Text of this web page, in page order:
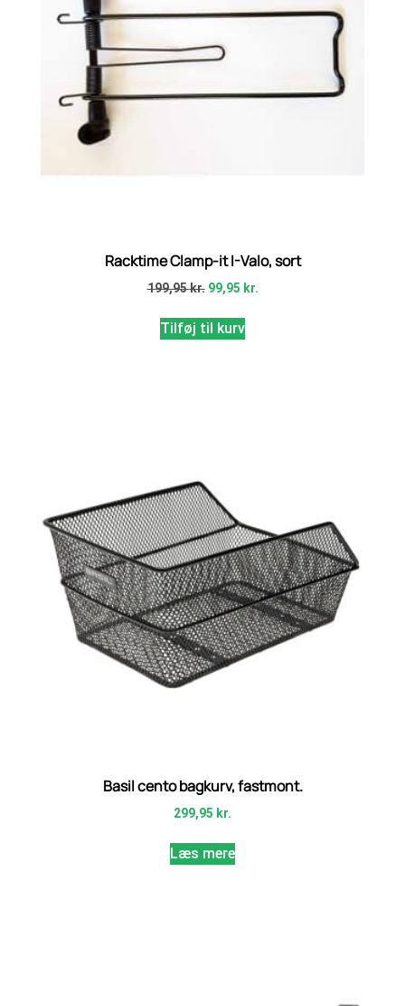
Racktime Clamp-it I-Valo, sort
199,95kr. 99,95 kr.
Tilføj til kurv
Basil cento bagkurv, fastmont.
299,95 kr.
Læs mere